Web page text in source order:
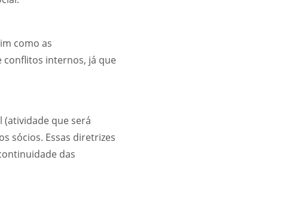
como as
conflitos internos, já que
(atividade que será
sócios. Essas diretrizes
das